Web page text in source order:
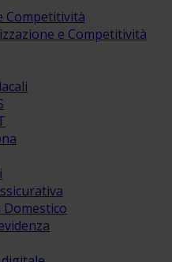
Competitività
e Competitività
Domestico